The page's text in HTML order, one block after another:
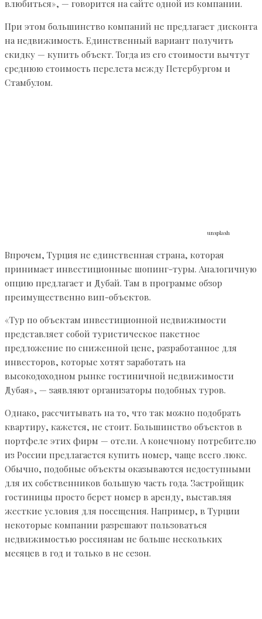
влюбиться», — говорится на сайте одной из компании.
При этом большинство компаний не предлагает дисконта
на недвижимость. Единственный вариант получить
скидку — купить объект. Тогда из его стоимости вычтут
среднюю стоимость перелета между Петербургом и
Стамбулом.
unsplash
Впрочем, Турция не единственная страна, которая
принимает инвестиционные шопинг-туры. Аналогичную
опцию предлагает и Дубай. Там в программе обзор
преимущественно вип-объектов.
«Тур по объектам инвестиционной недвижимости
представляет собой туристическое пакетное
предложение по сниженной цене, разработанное для
инвесторов, которые хотят заработать на
высокодоходном рынке гостиничной недвижимости
Дубая», — заявляют организаторы подобных туров.
Однако, рассчитывать на то, что так можно подобрать
квартиру, кажется, не стоит. Большинство объектов в
портфеле этих фирм — отели. А конечному потребителю
из России предлагается купить номер, чаще всего люкс.
Обычно, подобные объекты оказываются недоступными
для их собственников большую часть года. Застройщик
гостиницы просто берет номер в аренду, выставляя
жесткие условия для посещения. Например, в Турции
некоторые компании разрешают пользоваться
недвижимостью россиянам не больше нескольких
месяцев в год и только в не сезон.